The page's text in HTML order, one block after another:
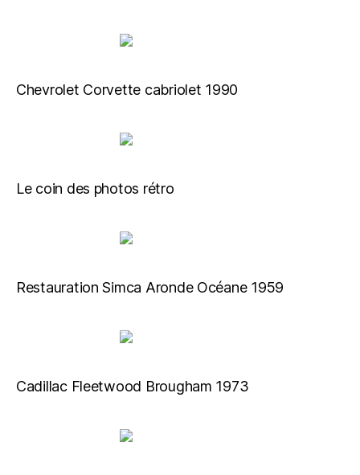
Chevrolet Corvette cabriolet 1990
Le coin des photos rétro
Restauration Simca Aronde Océane 1959
Cadillac Fleetwood Brougham 1973